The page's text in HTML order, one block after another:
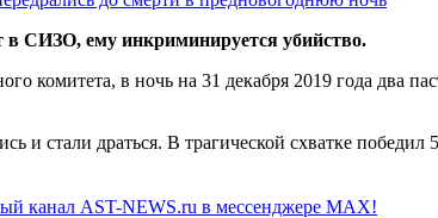
в СИЗО, ему инкриминируется убийство.
комитета, в ночь на 31 декабря 2019 года два
и стали драться. В трагической схватке
канал AST-NEWS.ru в мессенджере MAX!